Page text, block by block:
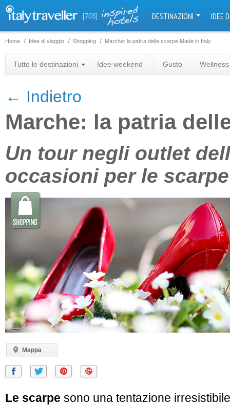
[703] DESTINAZIONI IDEE
Home Idee di viaggio Shopping Marche: la patria delle scarpe Made in Italy
Tutte le destinazioni Idee weekend Gusto Wellness
← Indietro
Marche: la patria
Un tour negli outlet
occasioni per le
Mappa
+
−
Le scarpe sono una tentazione